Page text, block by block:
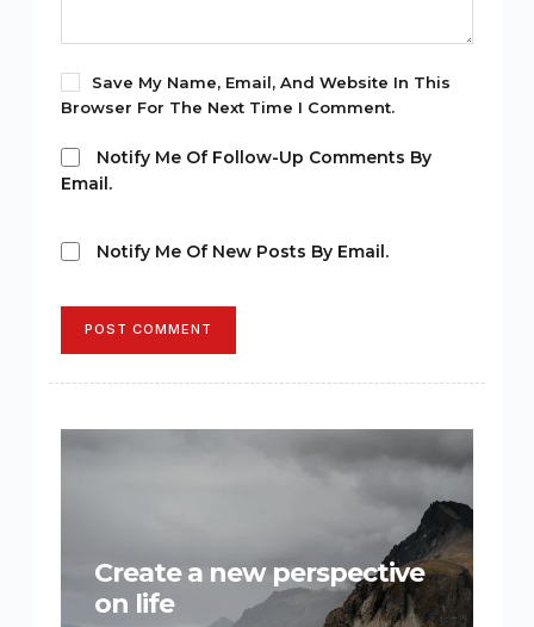
Save My Name, Email, And Website In This
Browser For The Next Time I Comment.
Notify Me Of Follow-Up Comments By
Email.
Notify Me Of New Posts By Email.
POST COMMENT
Create a new perspective
on life